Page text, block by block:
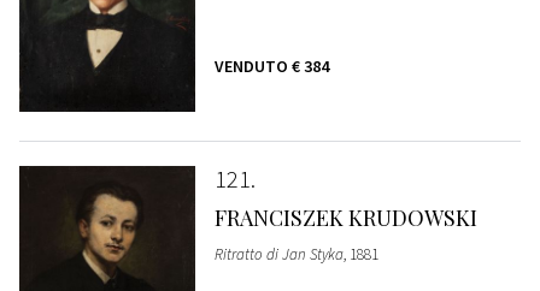
VENDUTO € 384
121
FRANCISZEK KRUDOWSKI
Ritratto di Jan Styka, 1881